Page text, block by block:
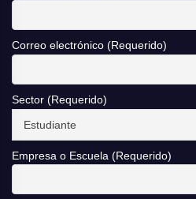
Correo electrónico (Requerido)
Sector (Requerido)
Empresa o Escuela (Requerido)